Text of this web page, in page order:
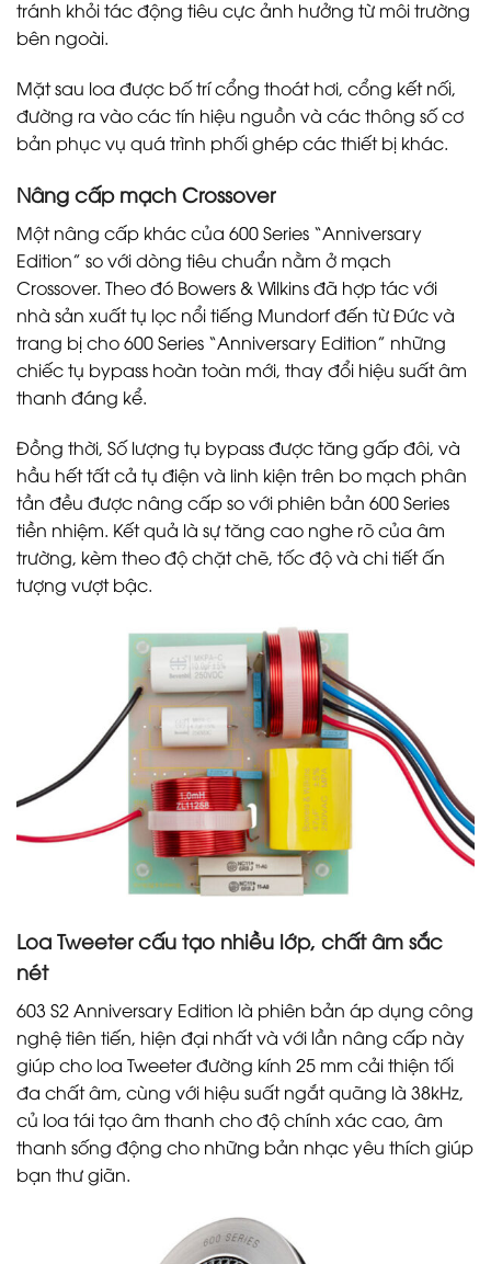
tránh khỏi tác động tiêu cực ảnh hưởng từ môi trường
bên ngoài.
Mặt sau loa được bố trí cổng thoát hơi, cổng kết nối,
đường ra vào các tín hiệu nguồn và các thông số cơ
bản phục vụ quá trình phối ghép các thiết bị khác.
Nâng cấp mạch Crossover
Một nâng cấp khác của 600 Series “Anniversary
Edition” so với dòng tiêu chuẩn nằm ở mạch
Crossover. Theo đó Bowers & Wilkins đã hợp tác với
nhà sản xuất tụ lọc nổi tiếng Mundorf đến từ Đức và
trang bị cho 600 Series “Anniversary Edition” những
chiếc tụ bypass hoàn toàn mới, thay đổi hiệu suất âm
thanh đáng kể.
Đồng thời, Số lượng tụ bypass được tăng gấp đôi, và
hầu hết tất cả tụ điện và linh kiện trên bo mạch phân
tần đều được nâng cấp so với phiên bản 600 Series
tiền nhiệm. Kết quả là sự tăng cao nghe rõ của âm
trường, kèm theo độ chặt chẽ, tốc độ và chi tiết ấn
tượng vượt bậc.
Loa Tweeter cấu tạo nhiều lớp, chất âm sắc
nét
603 S2 Anniversary Edition là phiên bản áp dụng công
nghệ tiên tiến, hiện đại nhất và với lần nâng cấp này
giúp cho loa Tweeter đường kính 25 mm cải thiện tối
đa chất âm, cùng với hiệu suất ngắt quãng là 38kHz,
củ loa tái tạo âm thanh cho độ chính xác cao, âm
thanh sống động cho những bản nhạc yêu thích giúp
bạn thư giãn.